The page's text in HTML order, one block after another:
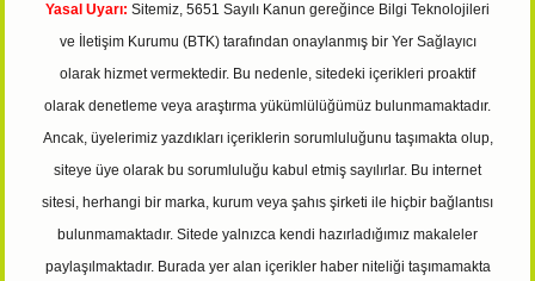
Yasal Uyarı: Sitemiz, 5651 Sayılı Kanun gereğince Bilgi Teknolojileri
ve İletişim Kurumu (BTK) tarafından onaylanmış bir Yer Sağlayıcı
olarak hizmet vermektedir. Bu nedenle, sitedeki içerikleri proaktif
olarak denetleme veya araştırma yükümlülüğümüz bulunmamaktadır.
Ancak, üyelerimiz yazdıkları içeriklerin sorumluluğunu taşımakta olup,
siteye üye olarak bu sorumluluğu kabul etmiş sayılırlar. Bu internet
sitesi, herhangi bir marka, kurum veya şahıs şirketi ile hiçbir bağlantısı
bulunmamaktadır. Sitede yalnızca kendi hazırladığımız makaleler
paylaşılmaktadır. Burada yer alan içerikler haber niteliği taşımamakta